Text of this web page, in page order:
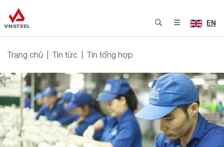
EN
Trang chủ Tin tức Tin tổng hợp